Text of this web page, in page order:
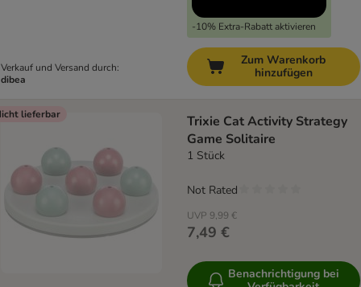
Verkauf und Versand durch:
dibea
-10% Extra-Rabatt aktivieren
Zum Warenkorb
hinzufügen
lieferbar
Trixie Cat Activity Strategy
Game Solitaire
1 Stück
UVP 9,99 €
7,49 €
Not Rated
Benachrichtigung bei